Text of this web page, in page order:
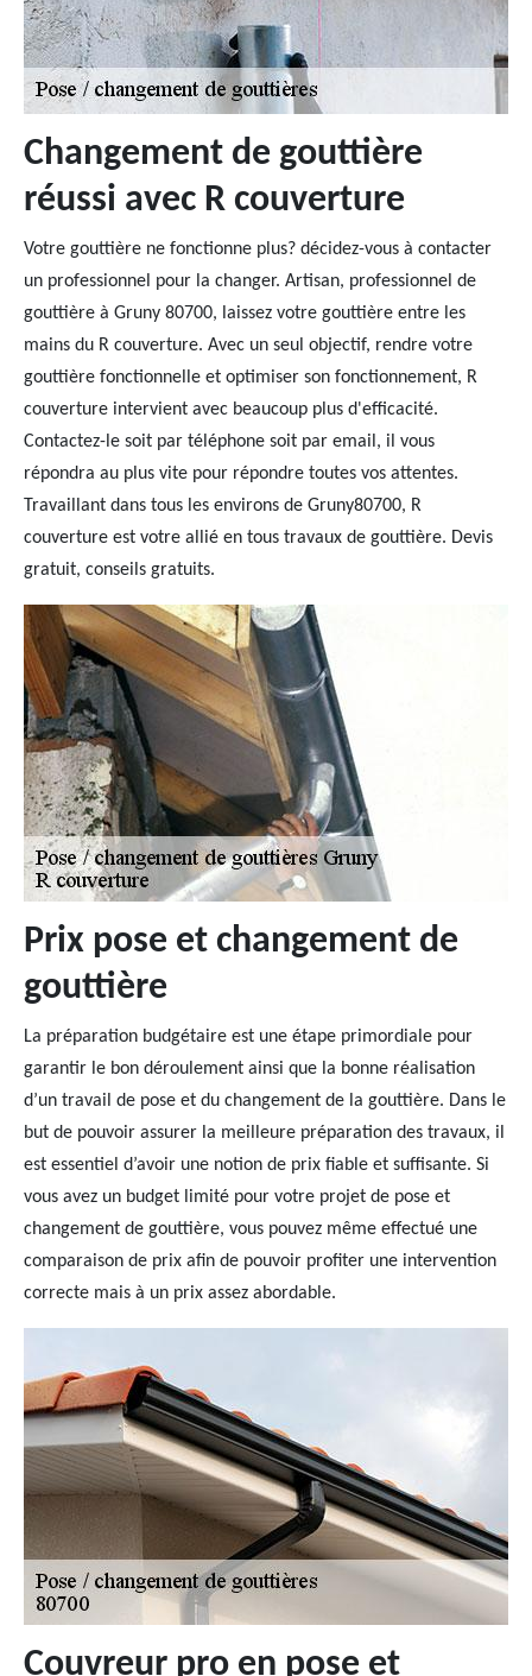
Changement de gouttière
réussi avec R couverture
Votre gouttière ne fonctionne plus? décidez-vous à contacter
un professionnel pour la changer. Artisan, professionnel de
gouttière à Gruny 80700, laissez votre gouttière entre les
mains du R couverture. Avec un seul objectif, rendre votre
gouttière fonctionnelle et optimiser son fonctionnement, R
couverture intervient avec beaucoup plus d'efficacité.
Contactez-le soit par téléphone soit par email, il vous
répondra au plus vite pour répondre toutes vos attentes.
Travaillant dans tous les environs de Gruny80700, R
couverture est votre allié en tous travaux de gouttière. Devis
gratuit, conseils gratuits.
Prix pose et changement de
gouttière
La préparation budgétaire est une étape primordiale pour
garantir le bon déroulement ainsi que la bonne réalisation
d’un travail de pose et du changement de la gouttière. Dans le
but de pouvoir assurer la meilleure préparation des travaux, il
est essentiel d’avoir une notion de prix fiable et suffisante. Si
vous avez un budget limité pour votre projet de pose et
changement de gouttière, vous pouvez même effectué une
comparaison de prix afin de pouvoir profiter une intervention
correcte mais à un prix assez abordable.
Couvreur pro en pose et